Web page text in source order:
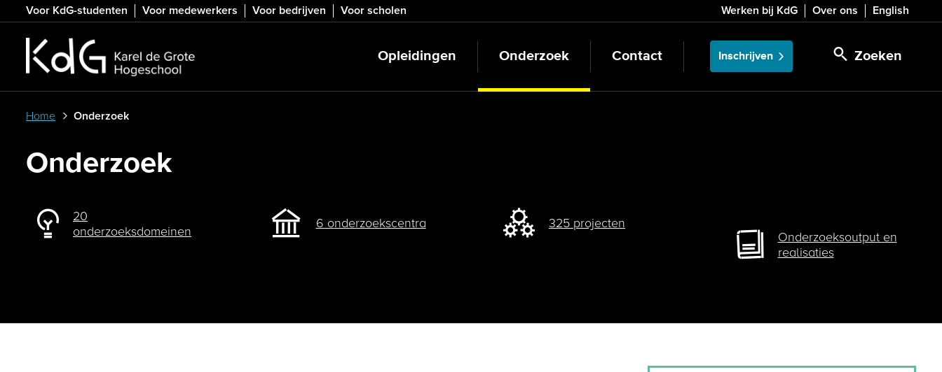
to
main
content
Voor KdG-studenten Voor medewerkers Voor bedrijven Voor scholen Werken bij KdG Over ons English
Zoeken
Opleidingen Onderzoek Contact Inschrijven
Home Onderzoek
Onderzoek
20
onderzoeksdomeinen
6 onderzoekscentra
325 projecten
Onderzoeksoutput en
realisaties